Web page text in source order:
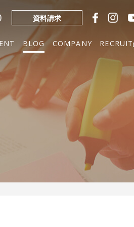
資料請求
BLOG COMPANY RECRUIT